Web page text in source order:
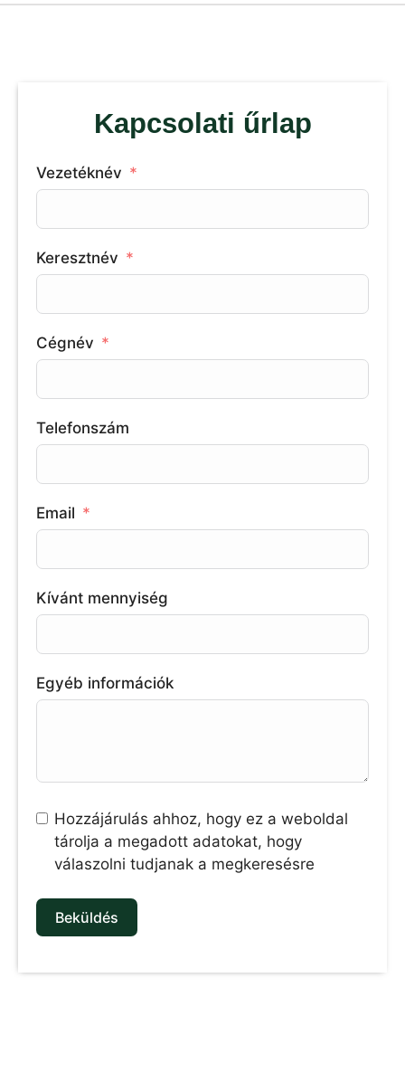
Kapcsolati űrlap
Vezetéknév
Keresztnév
Cégnév
Telefonszám
Email
Kívánt mennyiség
Egyéb információk
Hozzájárulás ahhoz, hogy ez a weboldal
tárolja a megadott adatokat, hogy
válaszolni tudjanak a megkeresésre
Beküldés